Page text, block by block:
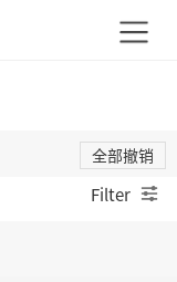
全部撤销
Filter